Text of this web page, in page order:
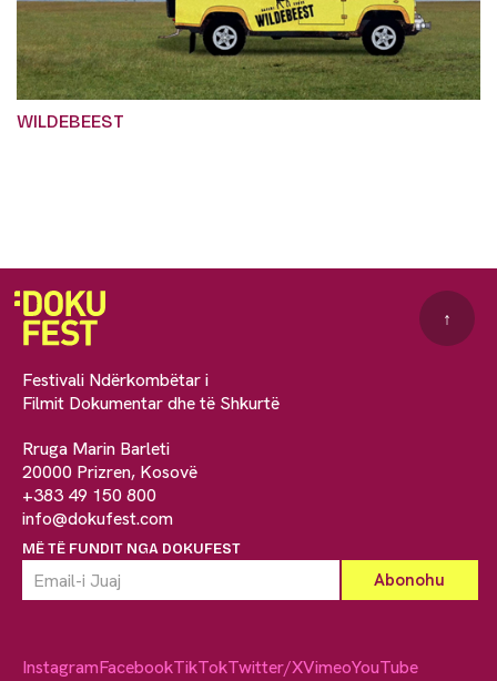
WILDEBEEST
Festivali Ndërkombëtar i
Filmit Dokumentar dhe të Shkurtë
Rruga Marin Barleti
20000 Prizren, Kosovë
+383 49 150 800
info@dokufest.com
MË TË FUNDIT NGA DOKUFEST
↑
InstagramFacebookTikTokTwitter/XVimeoYouTube